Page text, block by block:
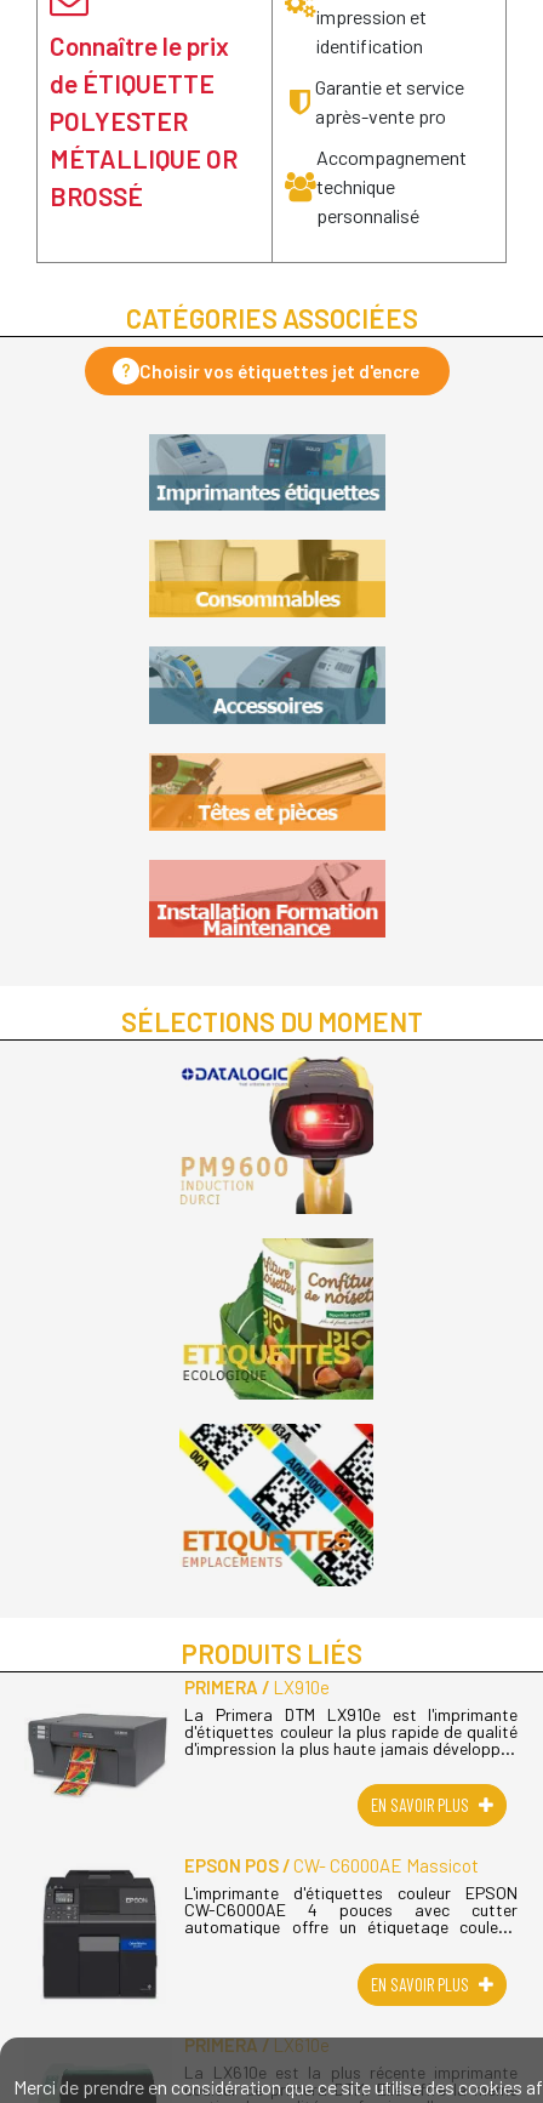
Merci de prendre en considération que ce site utilise des cookies
Connaître le prix
de ÉTIQUETTE
POLYESTER
MÉTALLIQUE OR
BROSSÉ
impression et
identification
Garantie et service
après-vente pro
Accompagnement
technique
personnalisé
CATÉGORIES ASSOCIÉES
? Choisir vos étiquettes jet d'encre
SÉLECTIONS DU MOMENT
PRODUITS LIÉS
PRIMERA LX910e
La Primera DTM LX910e est l'imprimante
d'étiquettes couleur la plus rapide de qualité
d'impression la plus haute jamais développée
tête d'impression à jet (...)
EN SAVOIR PLUS
EPSON POS CW- C6000AE Massicot
L'imprimante d'étiquettes couleur EPSON
CW-C6000AE 4 pouces avec cutter
automatique offre un étiquetage couleur,
un large éventail de formats
EN SAVOIR PLUS
PRIMERA LX610e
La LX610e est la plus récente imprimante
couleur de primera DTM. Elle offre la même